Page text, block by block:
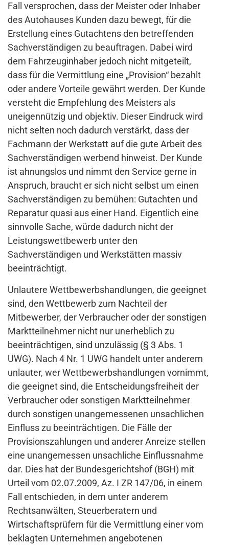
Fall versprochen, dass der Meister oder Inhaber
des Autohauses Kunden dazu bewegt, für die
Erstellung eines Gutachtens den betreffenden
Sachverständigen zu beauftragen. Dabei wird
dem Fahrzeuginhaber jedoch nicht mitgeteilt,
dass für die Vermittlung eine „Provision“ bezahlt
oder andere Vorteile gewährt werden. Der Kunde
versteht die Empfehlung des Meisters als
uneigennützig und objektiv. Dieser Eindruck wird
nicht selten noch dadurch verstärkt, dass der
Fachmann der Werkstatt auf die gute Arbeit des
Sachverständigen werbend hinweist. Der Kunde
ist ahnungslos und nimmt den Service gerne in
Anspruch, braucht er sich nicht selbst um einen
Sachverständigen zu bemühen: Gutachten und
Reparatur quasi aus einer Hand. Eigentlich eine
sinnvolle Sache, würde dadurch nicht der
Leistungswettbewerb unter den
Sachverständigen und Werkstätten massiv
beeinträchtigt.
Unlautere Wettbewerbshandlungen, die geeignet
sind, den Wettbewerb zum Nachteil der
Mitbewerber, der Verbraucher oder der sonstigen
Marktteilnehmer nicht nur unerheblich zu
beeinträchtigen, sind unzulässig (§ 3 Abs. 1
UWG). Nach 4 Nr. 1 UWG handelt unter anderem
unlauter, wer Wettbewerbshandlungen vornimmt,
die geeignet sind, die Entscheidungsfreiheit der
Verbraucher oder sonstigen Marktteilnehmer
durch sonstigen unangemessenen unsachlichen
Einfluss zu beeinträchtigen. Die Fälle der
Provisionszahlungen und anderer Anreize stellen
eine unangemessen unsachliche Einflussnahme
dar. Dies hat der Bundesgerichtshof (BGH) mit
Urteil vom 02.07.2009, Az. I ZR 147/06, in einem
Fall entschieden, in dem unter anderem
Rechtsanwälten, Steuerberatern und
Wirtschaftsprüfern für die Vermittlung einer vom
beklagten Unternehmen angebotenen